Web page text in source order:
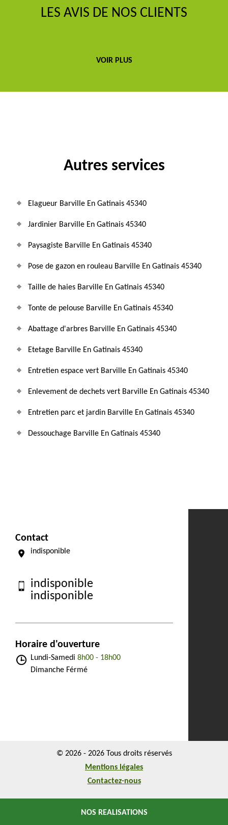
NOS REALISATIONS
NOS REALISATIONS
LES AVIS DE NOS CLIENTS
VOIR PLUS
Autres services
Elagueur Barville En Gatinais 45340
Jardinier Barville En Gatinais 45340
Paysagiste Barville En Gatinais 45340
Pose de gazon en rouleau Barville En Gatinais 45340
Taille de haies Barville En Gatinais 45340
Tonte de pelouse Barville En Gatinais 45340
Abattage d'arbres Barville En Gatinais 45340
Etetage Barville En Gatinais 45340
Entretien espace vert Barville En Gatinais 45340
Enlevement de dechets vert Barville En Gatinais 45340
Entretien parc et jardin Barville En Gatinais 45340
Dessouchage Barville En Gatinais 45340
Contact
indisponible
indisponible
indisponible
Horaire d'ouverture
Lundi-Samedi 8h00 - 18h00
Dimanche Férmé
© 2026 - 2026 Tous droits réservés
Mentions légales
Contactez-nous